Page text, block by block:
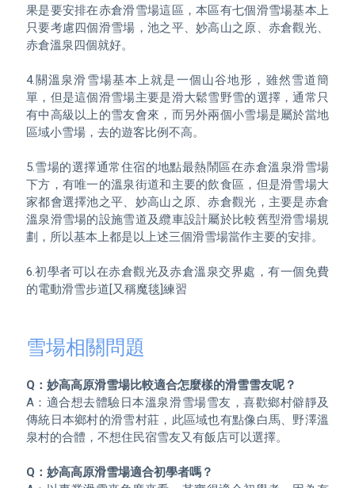
果是要安排在赤倉滑雪場這區，本區有七個滑雪場基本上
只要考慮四個滑雪場，池之平、妙高山之原、赤倉觀光、
赤倉溫泉四個就好。
4.關溫泉滑雪場基本上就是一個山谷地形，雖然雪道簡
單，但是這個滑雪場主要是滑大鬆雪野雪的選擇，通常只
有中高級以上的雪友會來，而另外兩個小雪場是屬於當地
區域小雪場，去的遊客比例不高。
5.雪場的選擇通常住宿的地點最熱鬧區在赤倉溫泉滑雪場
下方，有唯一的溫泉街道和主要的飲食區，但是滑雪場大
家都會選擇池之平、妙高山之原、赤倉觀光，主要是赤倉
溫泉滑雪場的設施雪道及纜車設計屬於比較舊型滑雪場規
劃，所以基本上都是以上述三個滑雪場當作主要的安排。
6.初學者可以在赤倉觀光及赤倉溫泉交界處，有一個免費
的電動滑雪步道[又稱魔毯]練習
雪場相關問題
Q：妙高高原滑雪場比較適合怎麼樣的滑雪雪友呢？
A：適合想去體驗日本溫泉滑雪場雪友，喜歡鄉村僻靜及
傳統日本鄉村的滑雪村莊，此區域也有點像白馬、野澤溫
泉村的合體，不想住民宿雪友又有飯店可以選擇。
Q：妙高高原滑雪場適合初學者嗎？